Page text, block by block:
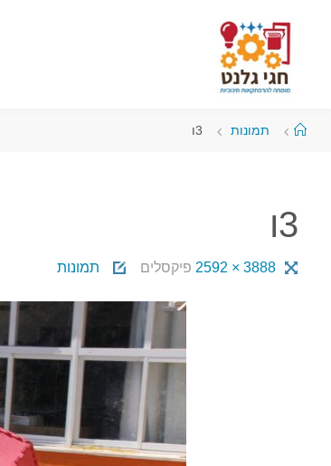
תמונות 3ו
3ו
3888 × 2592 פיקסלים תמונות